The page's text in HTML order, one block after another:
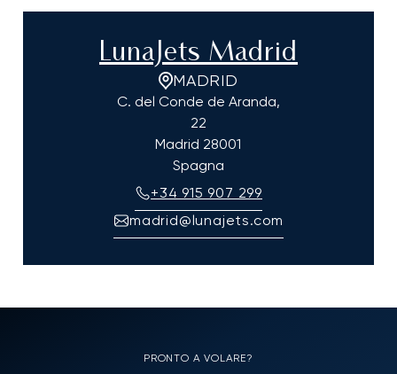
LunaJets Madrid
MADRID
C. del Conde de Aranda,
22
Madrid 28001
Spagna
+34 915 907 299
madrid@lunajets.com
PRONTO A VOLARE?